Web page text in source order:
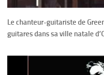
Le chanteur-guitariste de
guitares dans sa ville natale